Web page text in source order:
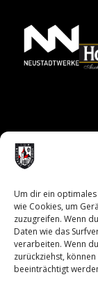
Um dir ein
wie Cookies, um
zuzugreifen. Wenn
Daten wie das
verarbeiten. Wenn
zurückziehst,
beeinträchtigt